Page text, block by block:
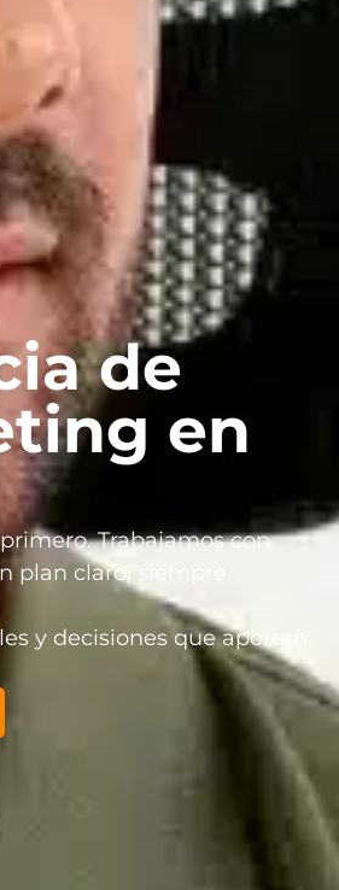
de
en
Trabajamos con
plan claro, siempre
y decisiones que aportan